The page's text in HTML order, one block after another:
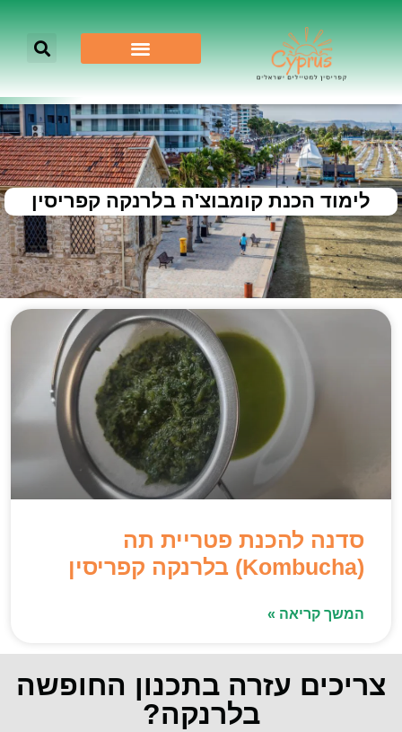
לימוד הכנת קומבוצ'ה בלרנקה קפריסין
סדנה להכנת פטריית תה
(Kombucha) בלרנקה קפריסין
המשך קריאה »
צריכים עזרה בתכנון החופשה
בלרנקה?